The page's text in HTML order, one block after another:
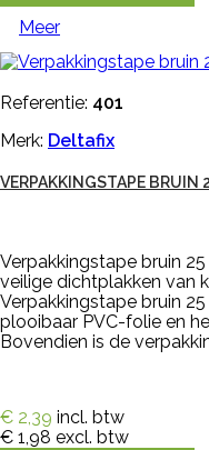
Meer
Referentie: 401
Merk: Deltafix
VERPAKKINGSTAPE BRUIN
Verpakkingstape bruin
veilige dichtplakken van
Verpakkingstape bruin
plooibaar PVC-folie en
Bovendien is de
€ 2,39 incl. btw
€ 1,98 excl. btw